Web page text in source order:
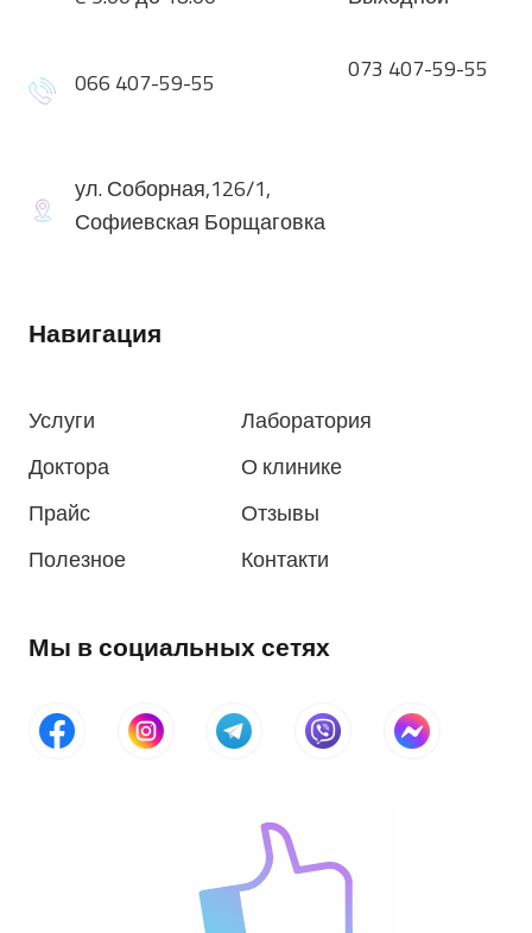
066 407-59-55 073 407-59-55
ул. Соборная,126/1,
Софиевская Борщаговка
Навигация
Услуги
Доктора
Прайс
Полезное
Лаборатория
О клинике
Отзывы
Контакти
Мы в социальных сетях